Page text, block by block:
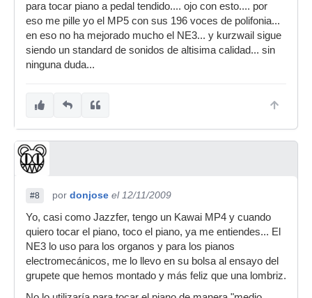
para tocar piano a pedal tendido.... ojo con esto.... por
eso me pille yo el MP5 con sus 196 voces de polifonia...
en eso no ha mejorado mucho el NE3... y kurzwail sigue
siendo un standard de sonidos de altisima calidad... sin
ninguna duda...
#8 por donjose el 12/11/2009
Yo, casi como Jazzfer, tengo un Kawai MP4 y cuando
quiero tocar el piano, toco el piano, ya me entiendes... El
NE3 lo uso para los organos y para los pianos
electromecánicos, me lo llevo en su bolsa al ensayo del
grupete que hemos montado y más feliz que una lombriz.